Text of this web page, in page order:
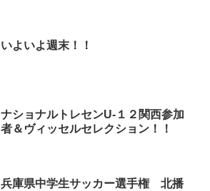
いよいよ週末！！
ナショナルトレセンU-１２関西参加
者＆ヴィッセルセレクション！！
兵庫県中学生サッカー選手権 北播